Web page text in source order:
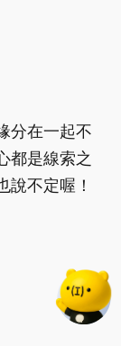
分在一起不
都是線索之
說不定喔！